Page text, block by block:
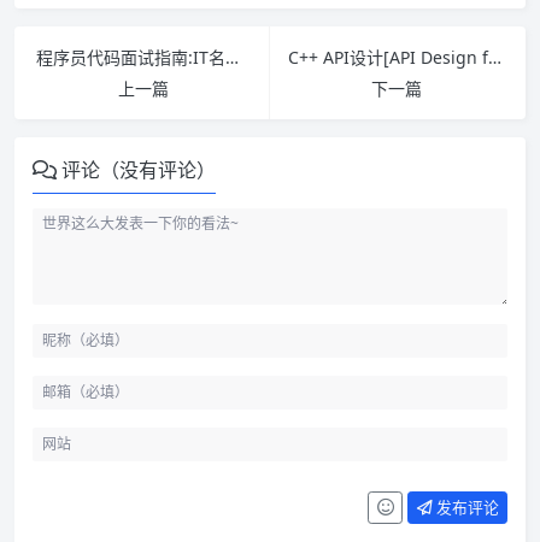
程序员代码面试指南:IT名企算法与数据结构题目最优解 pdf下载
上一篇
C++ API设计[API Design for C++] PDF下载
下一篇
评论（没有评论）
发布评论